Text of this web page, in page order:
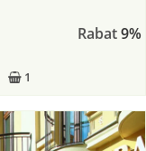
Rabat9%
1